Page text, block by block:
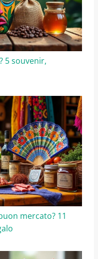
5 souvenir,
mercato? 11